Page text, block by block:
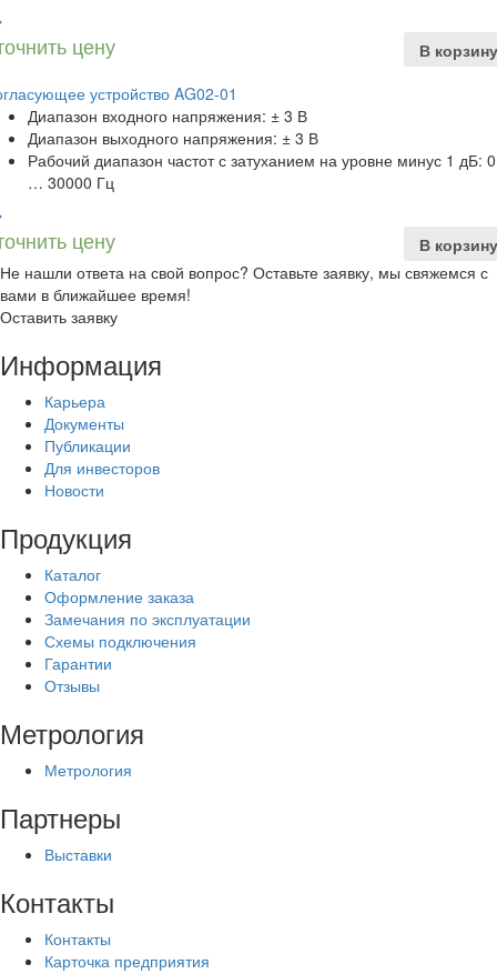
В корзину
цену
устройство AG02-01
Диапазон входного напряжения: ± 3 В
Диапазон выходного напряжения: ± 3 В
Рабочий диапазон частот с затуханием на уровне минус 1 дБ:
… 30000 Гц
В корзину
цену
Не нашли ответа на свой вопрос? Оставьте заявку, мы свяжемся с
вами в ближайшее время!
Оставить заявку
Информация
Карьера
Документы
Публикации
Для инвесторов
Новости
Продукция
Каталог
Оформление заказа
Замечания по эксплуатации
Схемы подключения
Гарантии
Отзывы
Метрология
Метрология
Партнеры
Выставки
Контакты
Контакты
Карточка предприятия